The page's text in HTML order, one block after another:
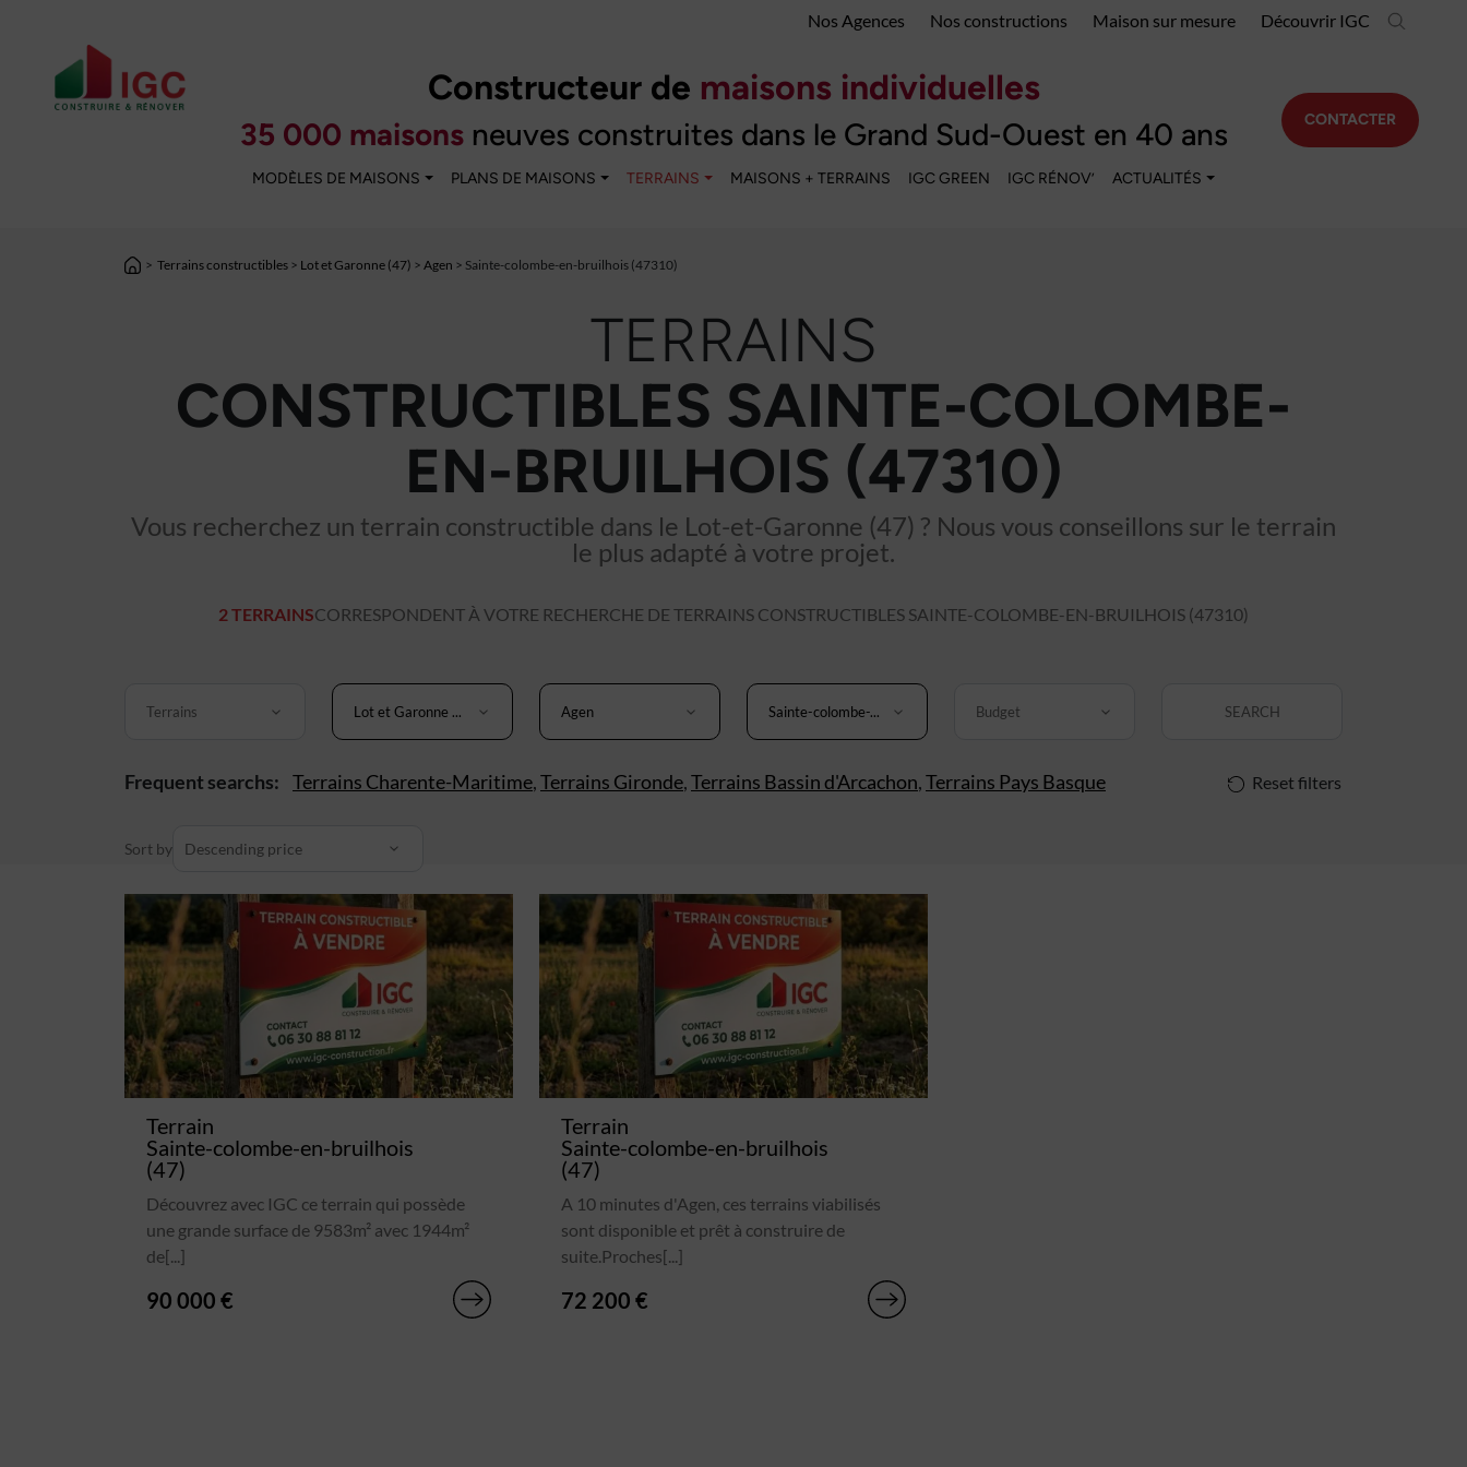
Nos Agences Nos constructions Maison sur mesure Découvrir IGC
Constructeur de maisons individuelles
35 000 maisonsneuves construites dans le Grand Sud-Ouest en 40 ans
MODÈLES DE MAISONS PLANS DE MAISONS TERRAINS MAISONS + TERRAINS IGC GREEN IGC RÉNOV’ ACTUALITÉS
CONTACTER
> Terrains constructibles > Lot et Garonne (47) > Agen > Sainte-colombe-en-bruilhois (47310)
TERRAINS
CONSTRUCTIBLES SAINTE-COLOMBE-
EN-BRUILHOIS (47310)
Vous recherchez un terrain constructible dans le Lot-et-Garonne (47) ? Nous vous conseillons sur le terrain
le plus adapté à votre projet.
2 TERRAINSCORRESPONDENT À VOTRE RECHERCHE DE TERRAINS CONSTRUCTIBLES SAINTE-COLOMBE-EN-BRUILHOIS (47310)
Terrains Lot et Garonne ... Agen Sainte-colombe-... Budget SEARCH
Frequent searchs: Terrains Charente-Maritime,Terrains Gironde,Terrains Bassin d'Arcachon,Terrains Pays Basque Reset filters
Sort by Descending price
Terrain
Sainte-colombe-en-bruilhois
(47)
Découvrez avec IGC ce terrain qui possède
une grande surface de 9583m² avec 1944m²
de[...]
90 000 €
Terrain
Sainte-colombe-en-bruilhois
(47)
A 10 minutes d'Agen, ces terrains viabilisés
sont disponible et prêt à construire de
suite.Proches[...]
72 200 €